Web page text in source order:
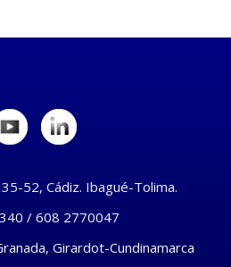
52, Cádiz. Ibagué-Tolima.
/ 608 2770047
Girardot-Cundinamarca